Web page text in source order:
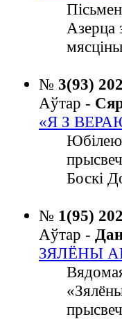
Азерца
№ 3(93)
Аўтар -
«Я З
Юбілею
Боскі
№ 1(95)
Аўтар -
ЗЯЛЁНЫ